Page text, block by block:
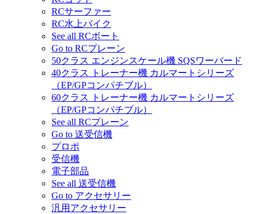
RCサーファー
RC水上バイク
See all RCボート
Go to RCプレーン
50クラス エンジンスケール機 SQSワーバード
40クラス トレーナー機 カルマートシリーズ
（EP/GPコンパチブル）
60クラス トレーナー機 カルマートシリーズ
（EP/GPコンパチブル）
See all RCプレーン
Go to 送受信機
プロポ
受信機
電子部品
See all 送受信機
Go to アクセサリー
汎用アクセサリー